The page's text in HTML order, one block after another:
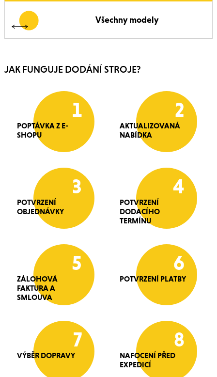
Všechny modely
JAK FUNGUJE DODÁNÍ STROJE?
1
POPTÁVKA Z E-
SHOPU
2
AKTUALIZOVANÁ
NABÍDKA
3
POTVRZENÍ
OBJEDNÁVKY
4
POTVRZENÍ
DODACÍHO
TERMÍNU
5
ZÁLOHOVÁ
FAKTURA A
SMLOUVA
6
POTVRZENÍ PLATBY
7
VÝBĚR DOPRAVY
8
NAFOCENÍ PŘED
EXPEDICÍ